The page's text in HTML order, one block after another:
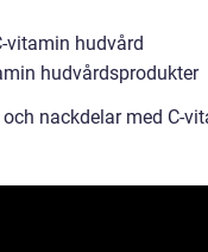
vitamin hudvård
hudvårdsprodukter
nackdelar med C-